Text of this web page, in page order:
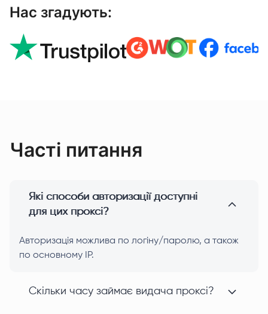
Нас згадують:
Часті питання
Які способи авторизації доступні
для цих проксі?
Авторизація можлива по логіну/паролю, а також
по основному IP.
Скільки часу займає видача проксі?